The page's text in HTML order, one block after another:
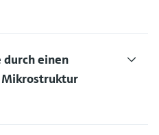
durch einen
Mikrostruktur